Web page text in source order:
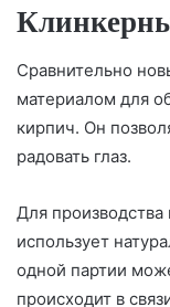
Сравнительно
материалом для
кирпич. Он
радовать глаз.
Для
использует
одной партии
происходит в